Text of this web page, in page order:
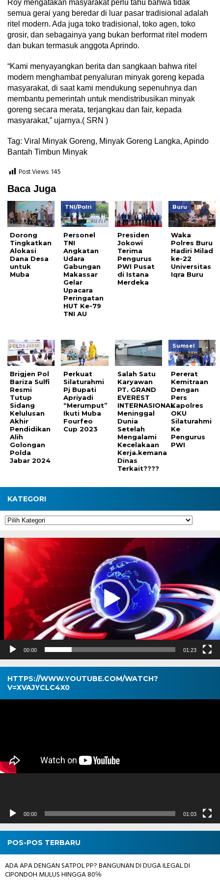
Roy mengatakan masyarakat perlu tahu bahwa tidak
semua gerai yang beredar di luar pasar tradisional adalah
ritel modern. Ada juga toko tradisional, toko agen, toko
grosir, dan sebagainya yang bukan berformat ritel modern
dan bukan termasuk anggota Aprindo.
“Kami menyayangkan berita dan sangkaan bahwa ritel
modern menghambat penyaluran minyak goreng kepada
masyarakat, di saat kami mendukung sepenuhnya dan
membantu pemerintah untuk mendistribusikan minyak
goreng secara merata, terjangkau dan fair, kepada
masyarakat,” ujarnya.( SRN )
Tag: Viral Minyak Goreng, Minyak Goreng Langka, Apindo
Bantah Timbun Minyak
Post Views: 145
Baca Juga
Dorong
Tingkatkan
Alokasi
Dana Desa
untuk
Muba
TNI/Polri
Personel
TNI
Angkatan
Udara
Gabungan
Makassar
Gelar
Upacara
Peringatan
HUT Ke-79
TNI AU
Presiden
Jokowi
Terima
Pengurus
PWI Pusat
di Istana
Merdeka
Buru
Waka
Polres Buru
Hadiri Milad
ke-22
Universitas
Iqra Buru
Brigjen Pol
Bariza Sulfi
Resmi
Tutup
Sidang
Kelulusan
Akhir
Pendidikan
Alih
Golongan
Polda
Jabar 2024
Perkuat
Silaturahmi
Pj Bupati
Apriyadi
“Merumput”
Ikuti Muba
Fourfeo
Cup 2023
Salah Satu
Karyawan
PT. GRAND
EVEREST
INTERNASIONAL
Meninggal
Dunia
Setelah
Mengalami
Kecelakaan
Kerja.kemana
Dinas
Terkait????
Sumsel
Pererat
Kemitraan
Dengan
Pers
Kapolres
OKU
Silaturahmi
Ke
Pengurus
PWI
KATEGORI
Kategori
Pemutar
Video
00:00 01:23
HTTPS://WWW.YOUTUBE.COM/WATCH?
V=XVAJYCLC4X0
Pemutar
00:00 01:03
POS-POS TERBARU
ADA APA DENGAN SATPOL PP? BANGUNAN DI DUGA ILEGAL DI
CIPONDOH MULUS HINGGA 80℅